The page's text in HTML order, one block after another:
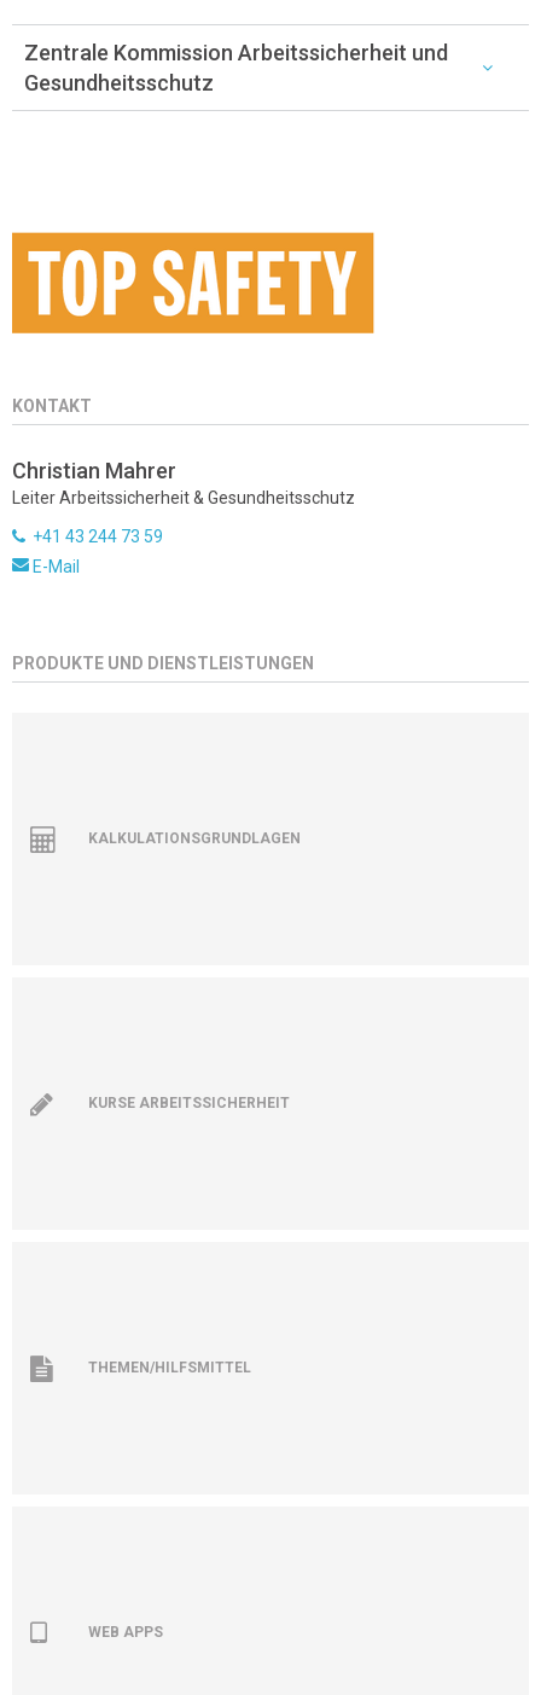
Zentrale Kommission Arbeitssicherheit und
Gesundheitsschutz
KONTAKT
Christian Mahrer
Leiter Arbeitssicherheit & Gesundheitsschutz
+41 43 244 73 59
E-Mail
PRODUKTE UND DIENSTLEISTUNGEN
KALKULATIONSGRUNDLAGEN
KURSE ARBEITSSICHERHEIT
THEMEN/HILFSMITTEL
WEB APPS